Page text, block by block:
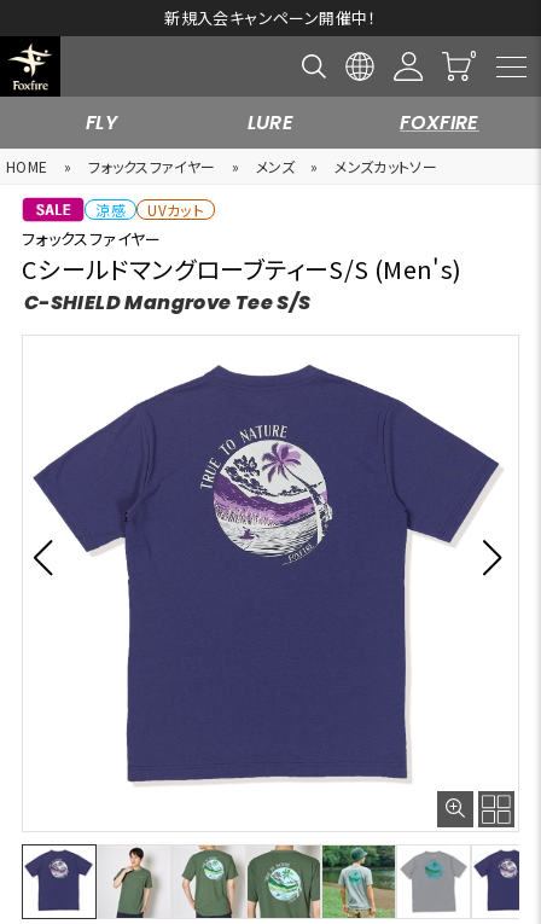
新規入会キャンペーン開催中！
FLY LURE FOXFIRE
HOME » フォックスファイヤー » メンズ » メンズカットソー
涼感 UVカット
フォックスファイヤー
CシールドマングローブティーS/S (Men's)
C-SHIELD Mangrove Tee S/S